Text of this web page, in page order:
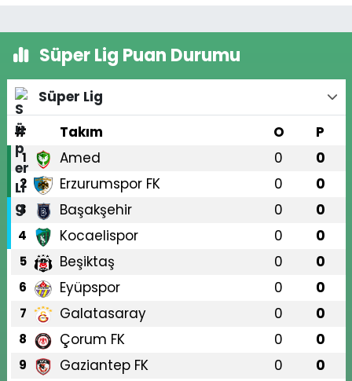
Süper Lig Puan Durumu
Süper Lig
#
Takım O P
1 Amed 0 0
2 Erzurumspor FK 0 0
3 Başakşehir 0 0
4 Kocaelispor 0 0
5 Beşiktaş 0 0
6 Eyüpspor 0 0
7 Galatasaray 0 0
8 Çorum FK 0 0
9 Gaziantep FK 0 0